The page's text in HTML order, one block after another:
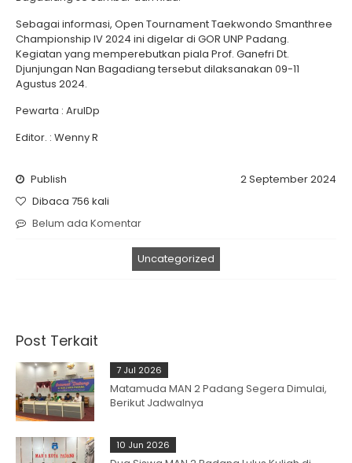
Sebagai informasi, Open Tournament Taekwondo Smanthree
Championship IV 2024 ini digelar di GOR UNP Padang.
Kegiatan yang memperebutkan piala Prof. Ganefri Dt.
Djunjungan Nan Bagadiang tersebut dilaksanakan 09-11
Agustus 2024.
Pewarta : ArulDp
Editor. : Wenny R
Publish
2 September 2024
Dibaca 756 kali
Belum ada Komentar
Uncategorized
Post Terkait
7 Jul 2026
Matamuda MAN 2 Padang Segera Dimulai,
Berikut Jadwalnya
10 Jun 2026